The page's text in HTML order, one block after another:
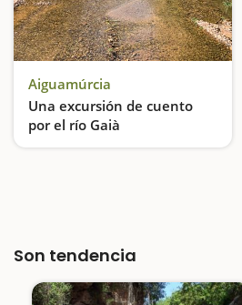
Aiguamúrcia
Una excursión de cuento
por el río Gaià
De puente en puente, por el Gaià
Son tendencia